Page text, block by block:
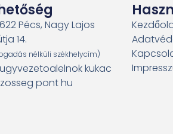
Pécs, Nagy Lajos
14.
nélküli székhelycím)
kukac
pont hu